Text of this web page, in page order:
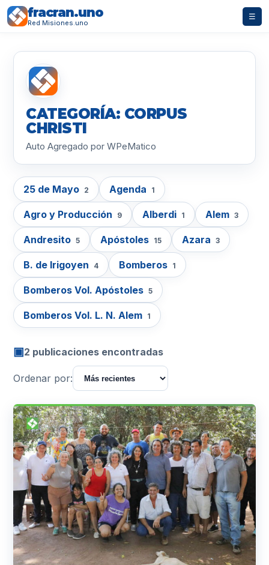
fracran.uno
Red Misiones.uno
☰
CATEGORÍA: CORPUS
CHRISTI
Auto Agregado por WPeMatico
25 de Mayo 2 Agenda 1
Agro y Producción 9 Alberdi 1 Alem 3
Andresito 5 Apóstoles 15 Azara 3
B. de Irigoyen 4 Bomberos 1
Bomberos Vol. Apóstoles 5
Bomberos Vol. L. N. Alem 1
▣2 publicaciones encontradas
Ordenar por: